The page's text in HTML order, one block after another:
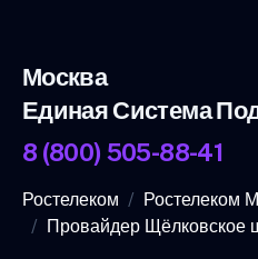
Москва
Единая Система
8 (800) 505-88-41
Ростелеком
Ростелеком
Провайдер Щёлковское